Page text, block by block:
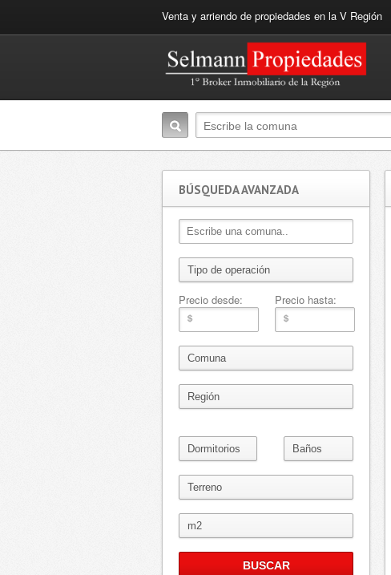
Venta y arriendo de propiedades en la V Región
BÚSQUEDA AVANZADA
Precio desde: Precio hasta: